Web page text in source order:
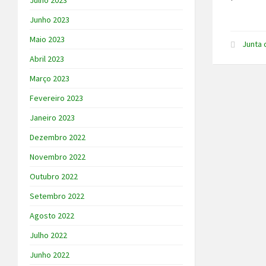
Junta
Junho 2023
Maio 2023
Abril 2023
Março 2023
Fevereiro 2023
Janeiro 2023
Dezembro 2022
Novembro 2022
Outubro 2022
Setembro 2022
Agosto 2022
Julho 2022
Junho 2022